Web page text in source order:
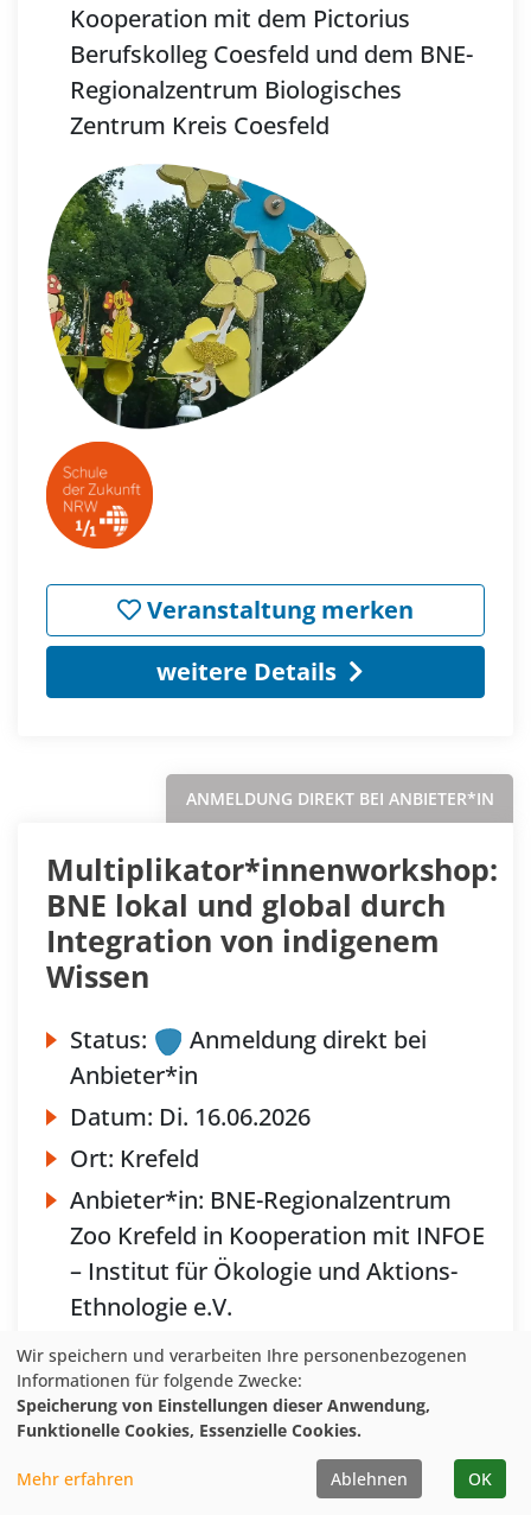
Kooperation mit dem Pictorius
Berufskolleg Coesfeld und dem BNE-
Regionalzentrum Biologisches
Zentrum Kreis Coesfeld
Veranstaltung merken
weitere Details
ANMELDUNG DIREKT BEI ANBIETER*IN
Multiplikator*innenworkshop:
BNE lokal und global durch
Integration von indigenem
Wissen
Status:
Anmeldung direkt bei
Anbieter*in
Datum: Di. 16.06.2026
Ort: Krefeld
Anbieter*in: BNE-Regionalzentrum
Zoo Krefeld in Kooperation mit INFOE
– Institut für Ökologie und Aktions-
Ethnologie e.V.
Wir speichern und verarbeiten Ihre personenbezogenen
Informationen für folgende Zwecke:
Speicherung von Einstellungen dieser Anwendung,
Funktionelle Cookies, Essenzielle Cookies.
Mehr erfahren Ablehnen OK